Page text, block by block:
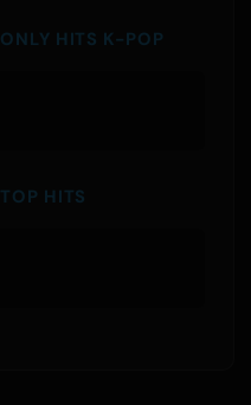
ONLY HITS K-POP
TOP HITS